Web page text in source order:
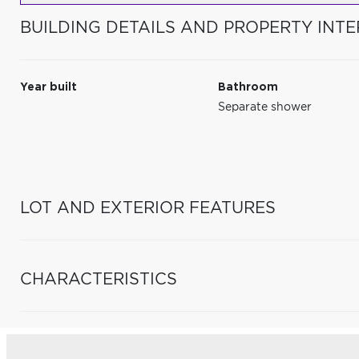
BUILDING DETAILS AND PROPERTY
Year built
Bathroom
Separate shower
LOT AND EXTERIOR FEATURES
CHARACTERISTICS